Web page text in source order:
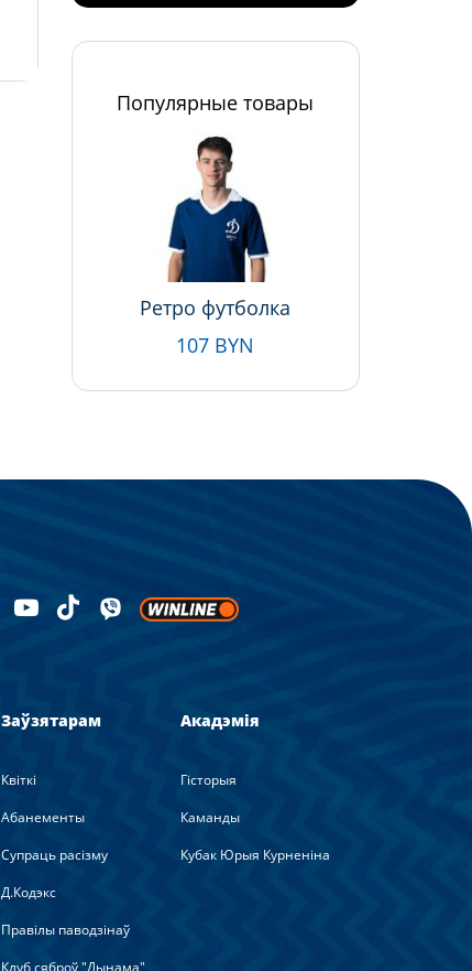
Популярные товары
Ретро футболка
107 BYN
Заўзятарам
Квіткі
Абанементы
Супраць расізму
Д.Кодэкс
Правілы паводзінаў
Клуб сяброў "Дынама"
Акадэмія
Гісторыя
Каманды
Кубак Юрыя Курненіна